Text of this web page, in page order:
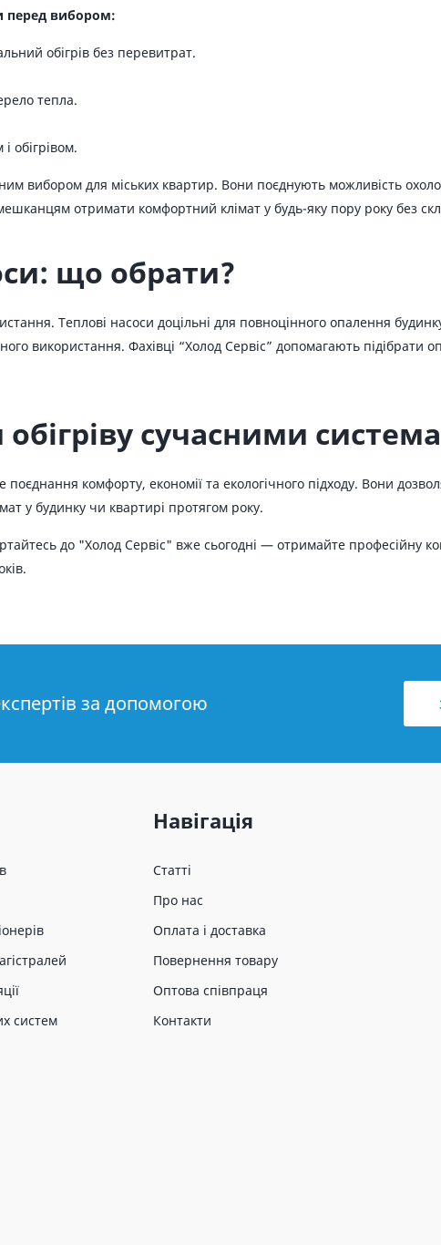
перед вибором:
обігрів без перевитрат.
тепла.
обігрівом.
вибором для міських квартир. Вони поєднують можливість
отримати комфортний клімат у будь-яку пору року без
що обрати?
Теплові насоси доцільні для повноцінного опалення
використання. Фахівці “Холод Сервіс” допомагають
сучасними
комфорту, економії та екологічного підходу. Вони
у будинку чи квартирі протягом року.
до "Холод Сервіс" вже сьогодні — отримайте професійну
за допомогою
систем
Навігація
Статті
Про нас
Оплата і доставка
Повернення товару
Оптова співпраця
Контакти